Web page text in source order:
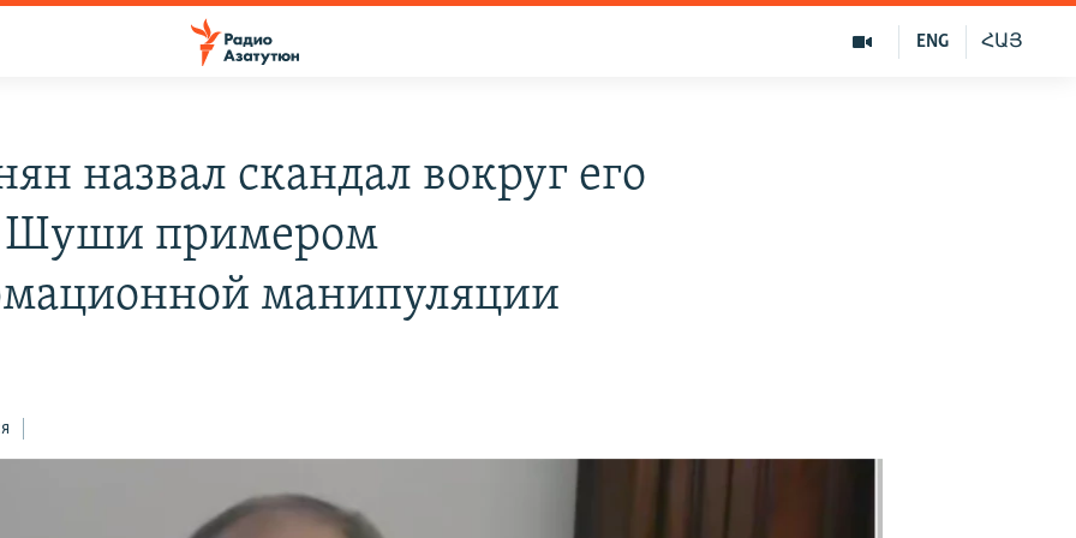
ՀԱՅ
ENG
назвал скандал вокруг его
Шуши примером
манипуляции